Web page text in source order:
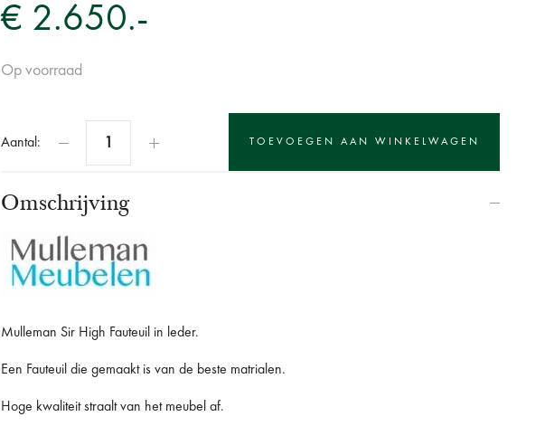
€ 2.650.-
Op voorraad
Aantal:
Omschrijving
Mulleman Sir High Fauteuil in leder.
Een Fauteuil die gemaakt is van de beste matrialen.
Hoge kwaliteit straalt van het meubel af.